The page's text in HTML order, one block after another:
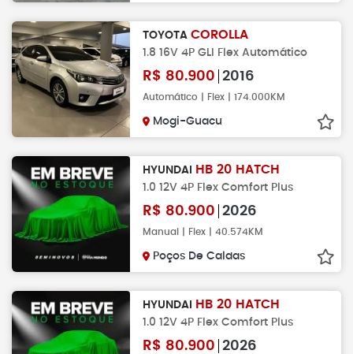
TOYOTA COROLLA
1.8 16V 4P GLI Flex Automático
R$ 80.900 2016
Automático | Flex | 174.000KM
Mogi-Guacu
HYUNDAI HB 20 HATCH
1.0 12V 4P Flex Comfort Plus
R$ 80.900 2026
Manual | Flex | 40.574KM
Poços De Caldas
HYUNDAI HB 20 HATCH
1.0 12V 4P Flex Comfort Plus
R$ 80.900 2026